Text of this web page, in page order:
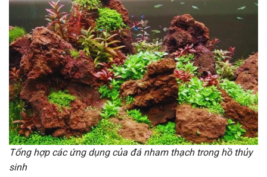
Tổng hợp các ứng dụng của đá nham thạch trong hồ thủy
sinh